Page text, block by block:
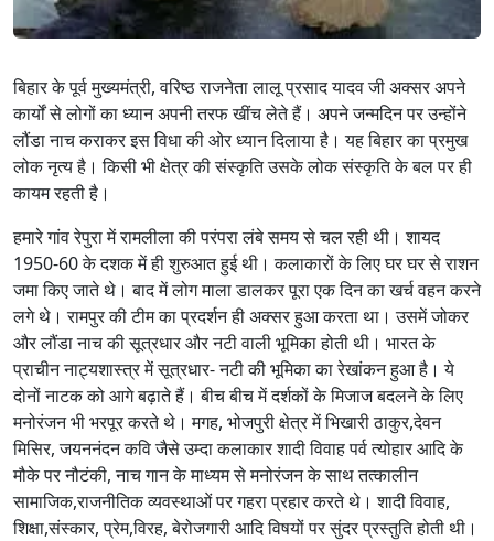
बिहार के पूर्व मुख्यमंत्री, वरिष्ठ राजनेता लालू प्रसाद यादव जी अक्सर अपने
कार्यों से लोगों का ध्यान अपनी तरफ खींच लेते हैं। अपने जन्मदिन पर उन्होंने
लौंडा नाच कराकर इस विधा की ओर ध्यान दिलाया है। यह बिहार का प्रमुख
लोक नृत्य है। किसी भी क्षेत्र की संस्कृति उसके लोक संस्कृति के बल पर ही
कायम रहती है।
हमारे गांव रेपुरा में रामलीला की परंपरा लंबे समय से चल रही थी। शायद
1950-60 के दशक में ही शुरुआत हुई थी। कलाकारों के लिए घर घर से राशन
जमा किए जाते थे। बाद में लोग माला डालकर पूरा एक दिन का खर्च वहन करने
लगे थे। रामपुर की टीम का प्रदर्शन ही अक्सर हुआ करता था। उसमें जोकर
और लौंडा नाच की सूत्रधार और नटी वाली भूमिका होती थी। भारत के
प्राचीन नाट्यशास्त्र में सूत्रधार- नटी की भूमिका का रेखांकन हुआ है। ये
दोनों नाटक को आगे बढ़ाते हैं। बीच बीच में दर्शकों के मिजाज बदलने के लिए
मनोरंजन भी भरपूर करते थे। मगह, भोजपुरी क्षेत्र में भिखारी ठाकुर,देवन
मिसिर, जयननंदन कवि जैसे उम्दा कलाकार शादी विवाह पर्व त्योहार आदि के
मौके पर नौटंकी, नाच गान के माध्यम से मनोरंजन के साथ तत्कालीन
सामाजिक,राजनीतिक व्यवस्थाओं पर गहरा प्रहार करते थे। शादी विवाह,
शिक्षा,संस्कार, प्रेम,विरह, बेरोजगारी आदि विषयों पर सुंदर प्रस्तुति होती थी।